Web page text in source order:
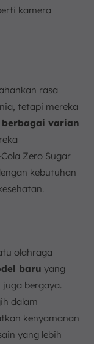
kamera
rasa
tetapi mereka
varian
Zero Sugar
kebutuhan
olahraga
baru yang
bergaya.
dalam
kenyamanan
yang lebih